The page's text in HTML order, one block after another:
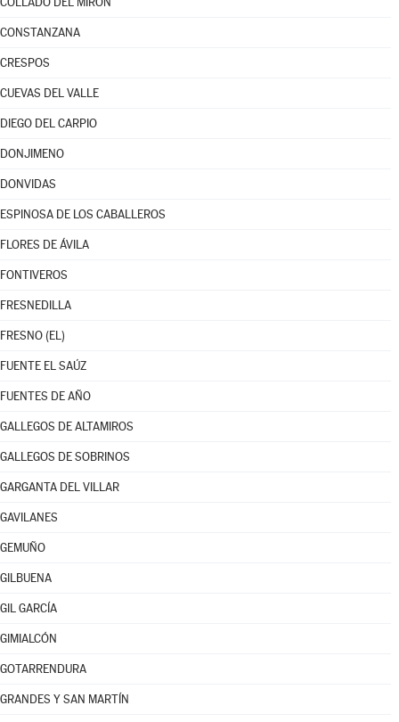
CONSTANZANA
CRESPOS
CUEVAS DEL VALLE
DIEGO DEL CARPIO
DONJIMENO
DONVIDAS
ESPINOSA DE LOS CABALLEROS
FLORES DE ÁVILA
FONTIVEROS
FRESNEDILLA
FRESNO (EL)
FUENTE EL SAÚZ
FUENTES DE AÑO
GALLEGOS DE ALTAMIROS
GALLEGOS DE SOBRINOS
GARGANTA DEL VILLAR
GAVILANES
GEMUÑO
GILBUENA
GIL GARCÍA
GIMIALCÓN
GOTARRENDURA
GRANDES Y SAN MARTÍN